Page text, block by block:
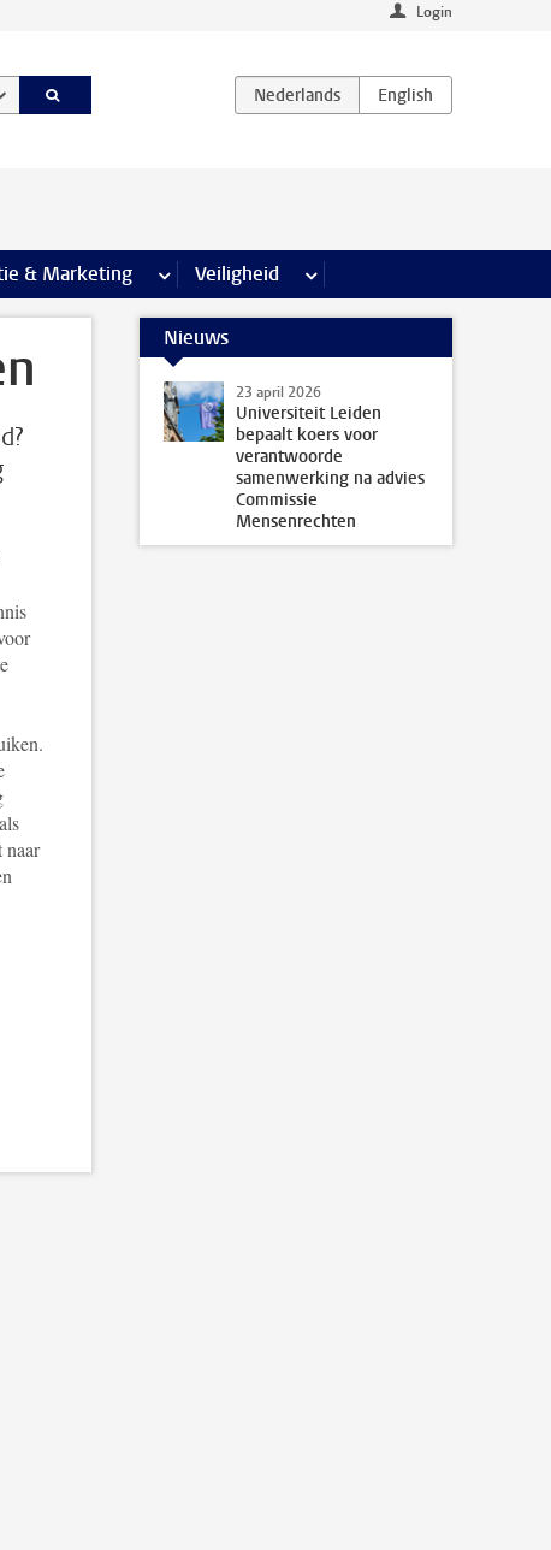
Login
& Marketing meer Communicatie & Marketing pagina’s
Veiligheid meer Veiligheid pagina’s
naar
Nieuws
23 april 2026
Universiteit Leiden
bepaalt koers voor
verantwoorde
samenwerking na advies
Commissie
Mensenrechten